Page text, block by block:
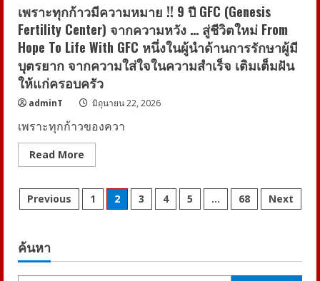
SITE
2026
ปลุก
พลัง
สตาร์ท
ไทย
สร้าง
เครื่องยนต์
เศรษฐกิจ
ใหม่
นวัตกรรม
เวที
เพราะทุกก้าวมีความหมาย !! 9 ปี GFC (Genesis
Fertility Center) จากความหวัง … สู่ชีวิตใหม่ From
Hope To Life With GFC หนึ่งในผู้นำด้านการรักษาผู้มี
บุตรยาก จากความใส่ใจในความสำเร็จ เติมเต็มฝัน
ให้แก่ครอบครัว
adminT มิถุนายน 22, 2026
เพราะทุกก้าวของควา
Read More
more
ทุก
ก้าว
มี
ปี
GFC
Posts
Previous 1 2 3 4 5 … 68 Next
ค้นหา